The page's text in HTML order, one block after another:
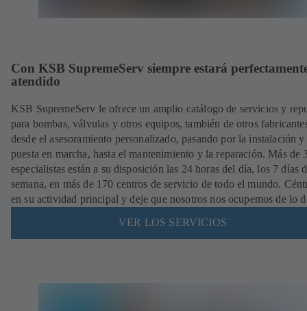
Con KSB SupremeServ siempre estará
atendido
KSB SupremeServ le ofrece un amplio catálogo de servicios y
para bombas, válvulas y otros equipos, también de otros
desde el asesoramiento personalizado, pasando por la instalación y
puesta en marcha, hasta el mantenimiento y la reparación. Más de
especialistas están a su disposición las 24 horas del día, los 7 días
semana, en más de 170 centros de servicio de todo el mundo.
en su actividad principal y deje que nosotros nos ocupemos de lo
VER LOS SERVICIOS